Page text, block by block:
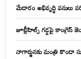
మేడారం అభివృద్ధి పనులు
జూబ్లీహిల్స్‌ గడ్డపై
నాగార్జునకు మంత్రి కొండా